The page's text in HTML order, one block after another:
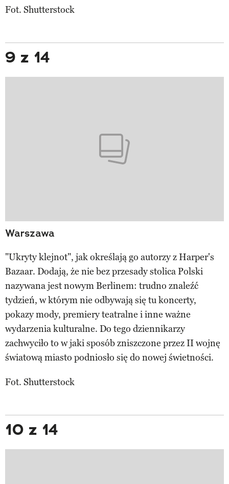
Fot. Shutterstock
9 z 14
Warszawa
"Ukryty klejnot", jak określają go autorzy z Harper's
Bazaar. Dodają, że nie bez przesady stolica Polski
nazywana jest nowym Berlinem: trudno znaleźć
tydzień, w którym nie odbywają się tu koncerty,
pokazy mody, premiery teatralne i inne ważne
wydarzenia kulturalne. Do tego dziennikarzy
zachwyciło to w jaki sposób zniszczone przez II wojnę
światową miasto podniosło się do nowej świetności.
Fot. Shutterstock
10 z 14